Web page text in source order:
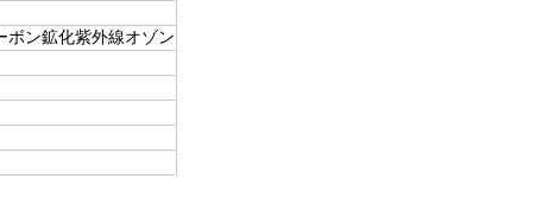
ボン鉱化紫外線オゾン